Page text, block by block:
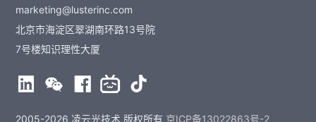
marketing@lusterinc.com
北京市海淀区翠湖南环路13号院
7号楼知识理性大厦
2005-2026 凌云光技术 版权所有 京ICP备13022863号-2